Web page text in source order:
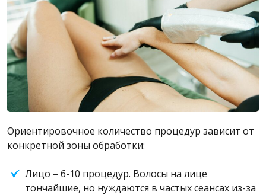
Ориентировочное количество процедур зависит от
конкретной зоны обработки:
Лицо – 6-10 процедур. Волосы на лице
тончайшие, но нуждаются в частых сеансах из-за